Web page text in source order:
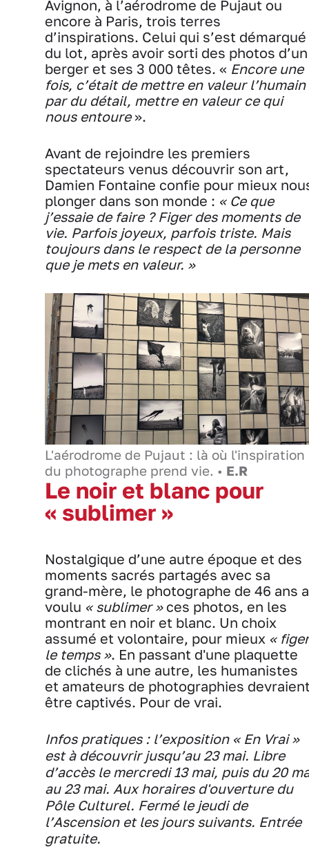
Avignon, à l’aérodrome de Pujaut ou
encore à Paris, trois terres
d’inspirations. Celui qui s’est démarqué
du lot, après avoir sorti des photos d’un
berger et ses 3 000 têtes. « Encore une
fois, c’était de mettre en valeur l’humain
par du détail, mettre en valeur ce qui
nous entoure ».
Avant de rejoindre les premiers
spectateurs venus découvrir son art,
Damien Fontaine confie pour mieux
plonger dans son monde : « Ce que
j’essaie de faire ? Figer des moments de
vie. Parfois joyeux, parfois triste. Mais
toujours dans le respect de la personne
que je mets en valeur. »
L'aérodrome de Pujaut : là où l'inspiration
du photographe prend vie. • E.R
Le noir et blanc pour
« sublimer »
Nostalgique d’une autre époque et des
moments sacrés partagés avec sa
grand-mère, le photographe de 46 ans a
voulu « sublimer »ces photos, en les
montrant en noir et blanc. Un choix
assumé et volontaire, pour mieux « figer
le temps ». En passant d'une plaquette
de clichés à une autre, les humanistes
et amateurs de photographies
être captivés. Pour de vrai.
Infos pratiques : l’exposition « En Vrai »
est à découvrir jusqu’au 23 mai. Libre
d’accès le mercredi 13 mai, puis du 20
au 23 mai. Aux horaires d'ouverture du
Pôle Culturel. Fermé le jeudi de
l’Ascension et les jours suivants. Entrée
gratuite.